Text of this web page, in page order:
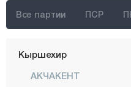
Все партии ПСР
Кыркларэли
Кыршехир
АКЧАКЕНТ